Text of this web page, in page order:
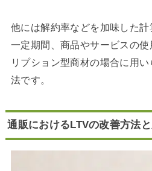
他には解約率などを加味した計
一定期間、商品やサービスの
リプション型商材の場合に用
法です。
通販におけるLTVの改善方法